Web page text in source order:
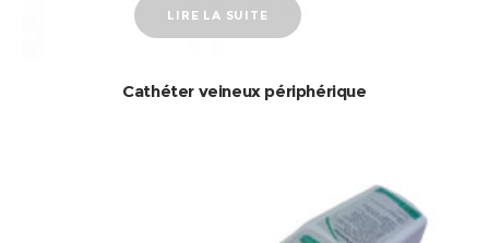
LIRE LA SUITE
Cathéter veineux périphérique